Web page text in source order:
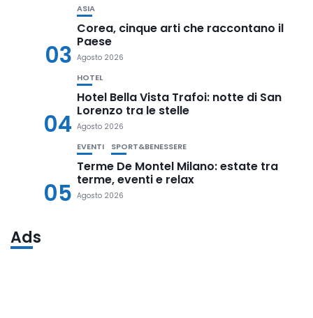
03
ASIA
Corea, cinque arti che raccontano il
Paese
Agosto 2026
04
HOTEL
Hotel Bella Vista Trafoi: notte di San
Lorenzo tra le stelle
Agosto 2026
05
EVENTI SPORT&BENESSERE
Terme De Montel Milano: estate tra
terme, eventi e relax
Agosto 2026
Ads